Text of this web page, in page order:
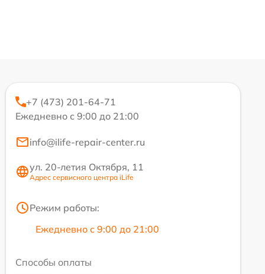
+7 (473) 201-64-71
Ежедневно с 9:00 до 21:00
info@ilife-repair-center.ru
ул. 20-летия Октября, 11
Адрес сервисного центра iLife
Режим работы:
Ежедневно с 9:00 до 21:00
Способы оплаты